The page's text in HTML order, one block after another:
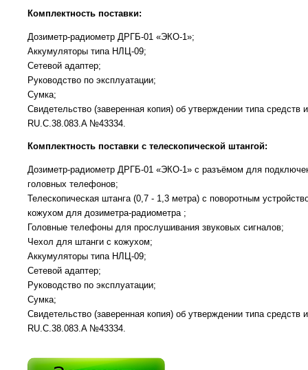
Комплектность поставки:
Дозиметр-радиометр ДРГБ-01 «ЭКО-1»;
Аккумуляторы типа НЛЦ-09;
Сетевой адаптер;
Руководство по эксплуатации;
Сумка;
Свидетельство (заверенная копия) об утверждении типа средств
RU.C.38.083.A №43334.
Комплектность поставки с телескопической штангой:
Дозиметр-радиометр ДРГБ-01 «ЭКО-1» с разъёмом для
головных телефонов;
Телескопическая штанга (0,7 - 1,3 метра) с поворотным
кожухом для дозиметра-радиометра ;
Головные телефоны для прослушивания звуковых сигналов;
Чехол для штанги с кожухом;
Аккумуляторы типа НЛЦ-09;
Сетевой адаптер;
Руководство по эксплуатации;
Сумка;
Свидетельство (заверенная копия) об утверждении типа средств
RU.C.38.083.A №43334.